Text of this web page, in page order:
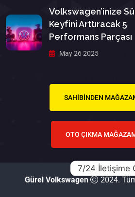
Volkswagen’inize
Keyfini Arttıracak 5
Performans Parçası
May 26 2025
SAHIBINDEN
OTO ÇIKMA
Gürel Volkswagen 2024.
7/24 İletişime